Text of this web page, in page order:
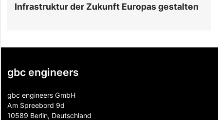
Infrastruktur der Zukunft Europas gestalten
gbc engineers
gbc engineers GmbH
Am Spreebord 9d
10589 Berlin, Deutschland